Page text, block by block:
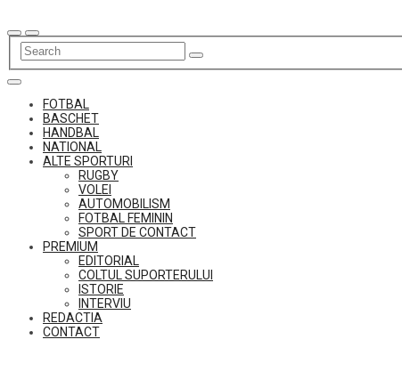
to
content
FOTBAL
BASCHET
HANDBAL
NATIONAL
ALTE SPORTURI
RUGBY
VOLEI
AUTOMOBILISM
FOTBAL FEMININ
SPORT DE CONTACT
PREMIUM
EDITORIAL
COLTUL SUPORTERULUI
ISTORIE
INTERVIU
REDACTIA
CONTACT